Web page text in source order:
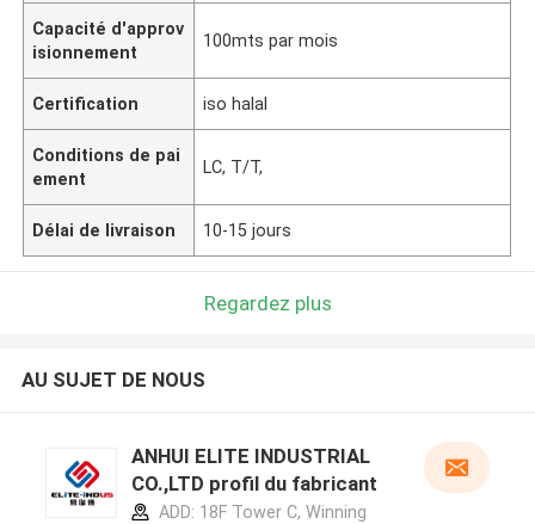
Capacité d'approv
isionnement
100mts par mois
Certification iso halal
Conditions de pai
ement
LC, T/T,
Délai de livraison 10-15 jours
Regardez plus
AU SUJET DE NOUS
ANHUI ELITE INDUSTRIAL
CO.,LTD profil du fabricant
ADD: 18F Tower C, Winning